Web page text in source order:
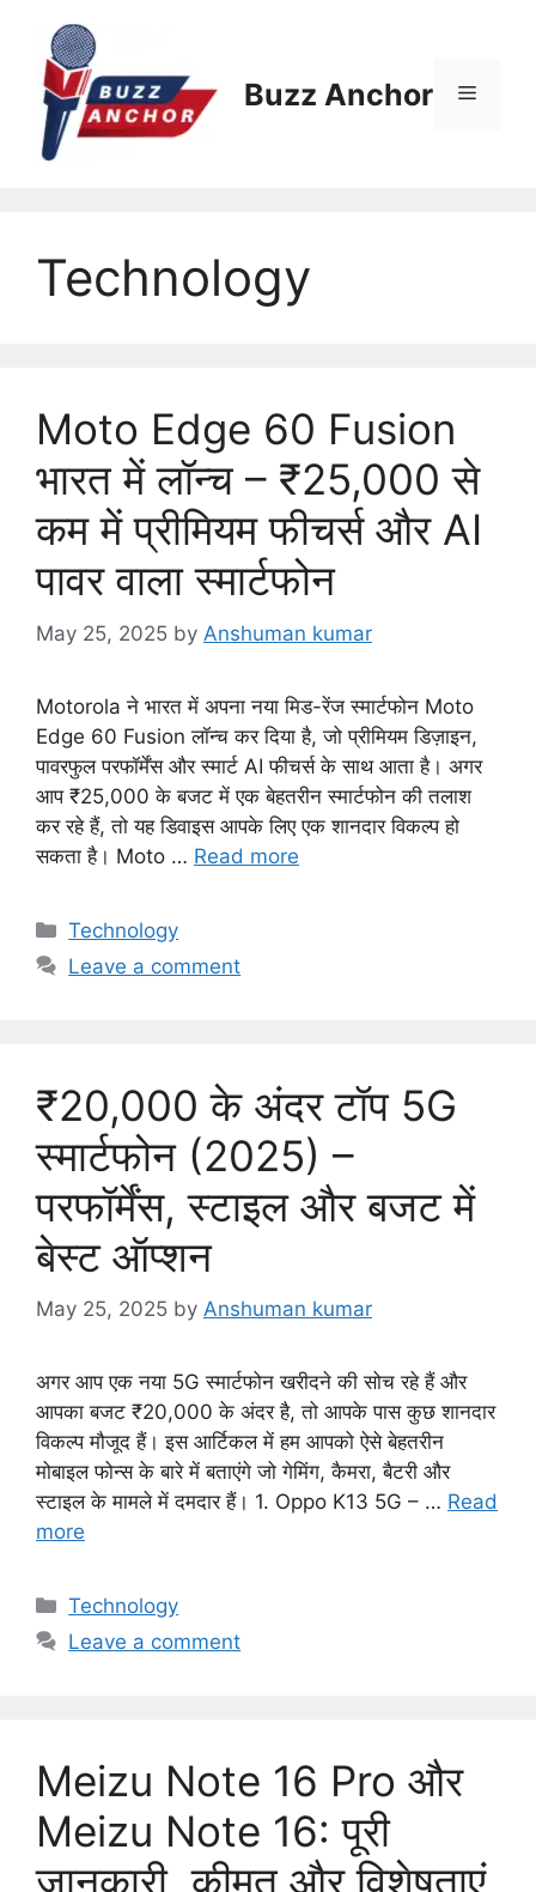
content
Buzz Anchor Menu
Technology
Moto Edge 60 Fusion
भारत में लॉन्च – ₹25,000 से
कम में प्रीमियम फीचर्स और AI
पावर वाला स्मार्टफोन
May 25, 2025 by Anshuman kumar
Motorola ने भारत में अपना नया मिड-रेंज स्मार्टफोन Moto
Edge 60 Fusion लॉन्च कर दिया है, जो प्रीमियम डिज़ाइन,
पावरफुल परफॉर्मेंस और स्मार्ट AI फीचर्स के साथ आता है। अगर
आप ₹25,000 के बजट में एक बेहतरीन स्मार्टफोन की तलाश
कर रहे हैं, तो यह डिवाइस आपके लिए एक शानदार विकल्प हो
सकता है। Moto … Read more
C
a
r
e
s
Technology
Leave a comment
₹20,000 के अंदर टॉप 5G
स्मार्टफोन (2025) –
परफॉर्मेंस, स्टाइल और बजट में
बेस्ट ऑप्शन
May 25, 2025 by Anshuman kumar
अगर आप एक नया 5G स्मार्टफोन खरीदने की सोच रहे हैं और
आपका बजट ₹20,000 के अंदर है, तो आपके पास कुछ शानदार
विकल्प मौजूद हैं। इस आर्टिकल में हम आपको ऐसे बेहतरीन
मोबाइल फोन्स के बारे में बताएंगे जो गेमिंग, कैमरा, बैटरी और
स्टाइल के मामले में दमदार हैं। 1. Oppo K13 5G – … Read
more
C
a
r
i
e
s
Technology
Leave a comment
Meizu Note 16 Pro और
Meizu Note 16: पूरी
जानकारी, कीमत और विशेषताएं